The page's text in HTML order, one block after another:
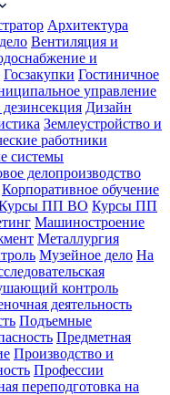
Архитектура
Вентиляция и
и
Госзакупки Гостиничное
управление
Дизайн
Землеустройство и
работники
системы
делопроизводство
Корпоративное обучение
ПП ВО Курсы ПП
Машиностроение
Металлургия
Музейное дело На
контроль
деятельность
Подъемные
Предметная
Производство и
Профессии
переподготовка на